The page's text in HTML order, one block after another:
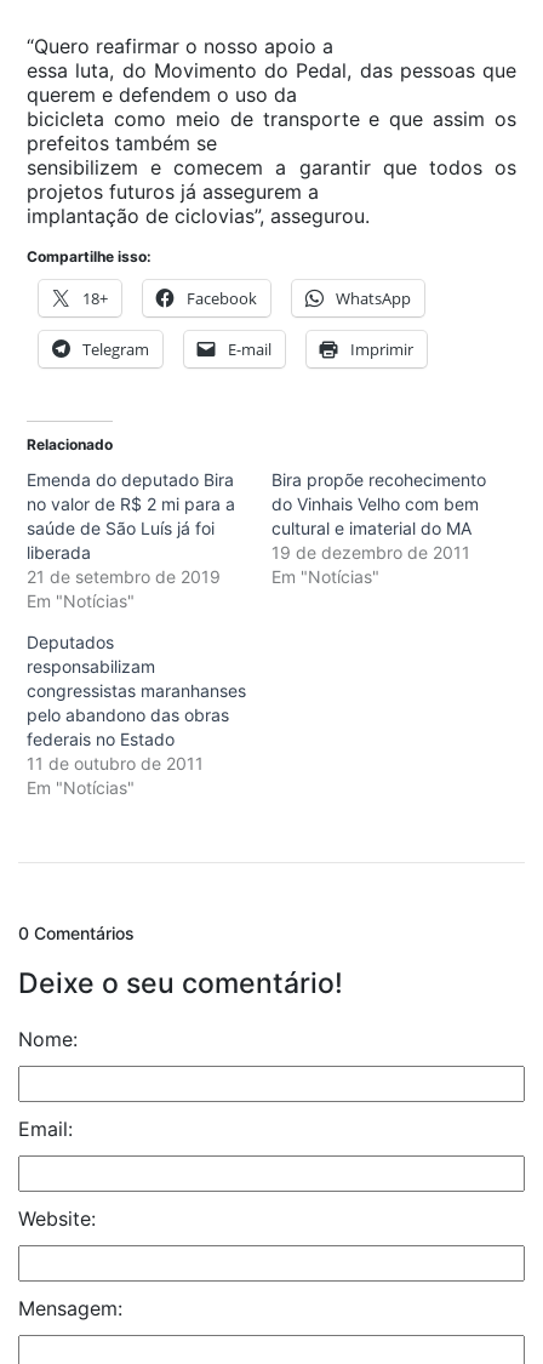
“Quero reafirmar o nosso apoio a
essa luta, do Movimento do Pedal, das pessoas que
querem e defendem o uso da
bicicleta como meio de transporte e que assim os
prefeitos também se
sensibilizem e comecem a garantir que todos os
projetos futuros já assegurem a
implantação de ciclovias”, assegurou.
Compartilhe isso:
18+ Facebook WhatsApp
Telegram E-mail Imprimir
Relacionado
Emenda do deputado Bira
no valor de R$ 2 mi para a
saúde de São Luís já foi
liberada
21 de setembro de 2019
Em "Notícias"
Bira propõe recohecimento
do Vinhais Velho com bem
cultural e imaterial do MA
19 de dezembro de 2011
Em "Notícias"
Deputados
responsabilizam
congressistas maranhanses
pelo abandono das obras
federais no Estado
11 de outubro de 2011
Em "Notícias"
0 Comentários
Deixe o seu comentário!
Nome:
Email:
Website:
Mensagem: